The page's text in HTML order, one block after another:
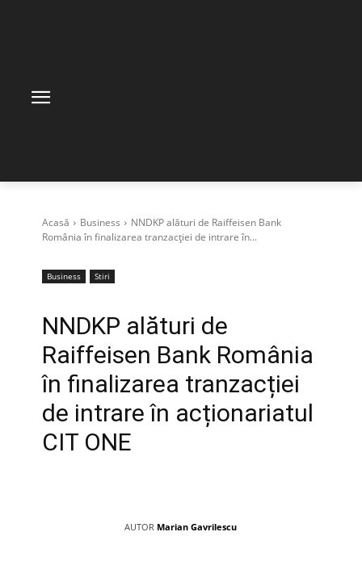
Acasă Business
NNDKP alături de Raiffeisen Bank
România în finalizarea tranzacției de intrare în...
Business Stiri
NNDKP alături de
Raiffeisen Bank România
în finalizarea tranzacției
de intrare în acționariatul
CIT ONE
AUTOR Marian Gavrilescu